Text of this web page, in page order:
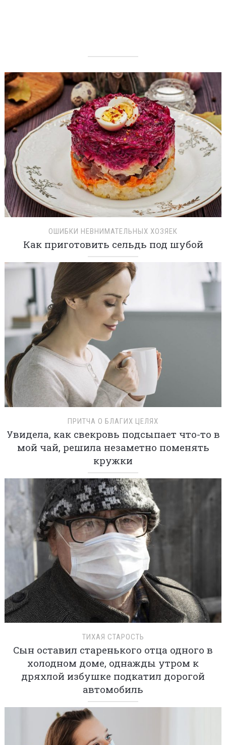
ОШИБКИ НЕВНИМАТЕЛЬНЫХ ХОЗЯЕК
Как приготовить сельдь под шубой
ПРИТЧА О БЛАГИХ ЦЕЛЯХ
Увидела, как свекровь подсыпает что-то в
мой чай, решила незаметно поменять
кружки
ТИХАЯ СТАРОСТЬ
Сын оставил старенького отца одного в
холодном доме, однажды утром к
дряхлой избушке подкатил дорогой
автомобиль